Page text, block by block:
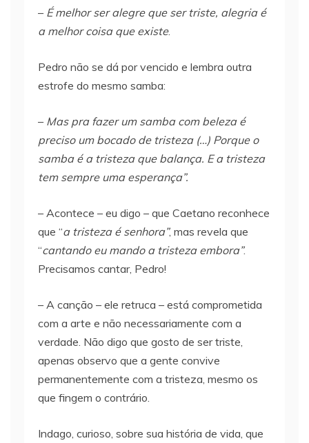
– É melhor ser alegre que ser triste, alegria é
a melhor coisa que existe.
Pedro não se dá por vencido e lembra outra
estrofe do mesmo samba:
– Mas pra fazer um samba com beleza é
preciso um bocado de tristeza (…) Porque o
samba é a tristeza que balança. E a tristeza
tem sempre uma esperança”.
– Acontece – eu digo – que Caetano reconhece
que “a tristeza é senhora”, mas revela que
“cantando eu mando a tristeza embora”.
Precisamos cantar, Pedro!
– A canção – ele retruca – está comprometida
com a arte e não necessariamente com a
verdade. Não digo que gosto de ser triste,
apenas observo que a gente convive
permanentemente com a tristeza, mesmo os
que fingem o contrário.
Indago, curioso, sobre sua história de vida, que